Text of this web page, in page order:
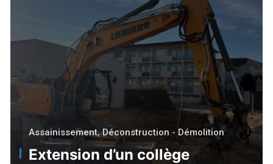
Assainissement, Déconstruction - Démolition
Extension d’un collège